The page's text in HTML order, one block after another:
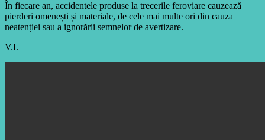
În fiecare an, accidentele produse la trecerile feroviare cauzează
pierderi omenești și materiale, de cele mai multe ori din cauza
neatenției sau a ignorării semnelor de avertizare.
V.I.